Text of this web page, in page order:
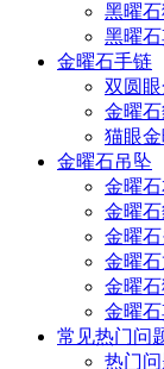
黑曜
黑曜
金曜石手链
双圆
金曜
猫眼
金曜石吊坠
金曜
金曜
金曜
金曜
金曜
金曜
常见热门问
热门